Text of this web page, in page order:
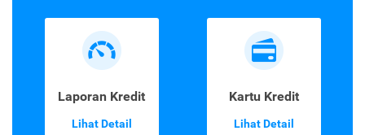
Laporan Kredit
Lihat Detail
Kartu Kredit
Lihat Detail